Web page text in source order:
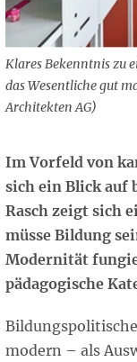
Klares Bekenntnis zu
das Wesentliche gut
Architekten AG)
Im Vorfeld von
sich ein Blick auf
Rasch zeigt sich
müsse Bildung
Modernität
pädagogische
modern – als